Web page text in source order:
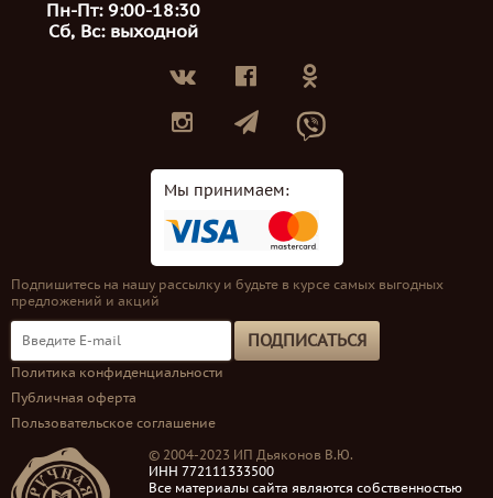
Пн-Пт: 9:00-18:30
Сб, Вс: выходной
Мы принимаем:
Подпишитесь на нашу рассылку и будьте в курсе самых выгодных
предложений и акций
ПОДПИСАТЬСЯ
Политика конфиденциальности
Публичная оферта
Пользовательское соглашение
© 2004-2023 ИП Дьяконов В.Ю.
ИНН 772111333500
Все материалы сайта являются собственностью